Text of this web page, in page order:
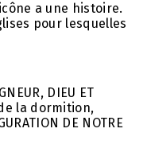
a une histoire.
pour lesquelles
DIEU ET
de la dormition,
DE NOTRE